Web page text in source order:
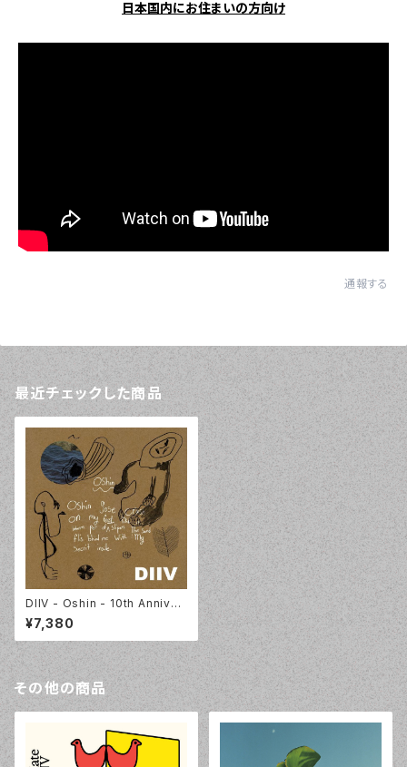
日本国内にお住まいの方向け
通報する
最近チェックした商品
DIIV - Oshin - 10th Anniver
sary [2LP+BOOK] Capture
d Tracks CT350LP-C1
¥7,380
その他の商品